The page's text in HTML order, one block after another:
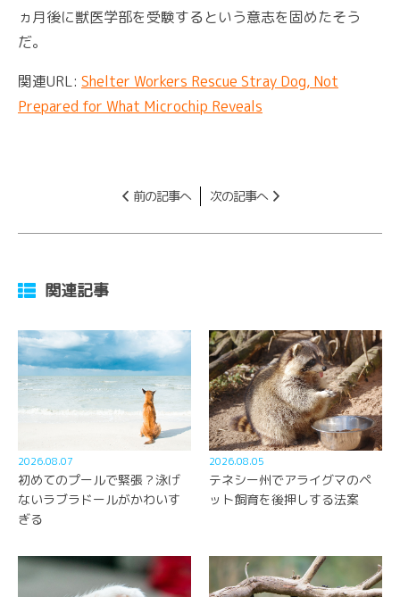
ヵ月後に獣医学部を受験するという意志を固めたそう
だ。
関連URL: Shelter Workers Rescue Stray Dog, Not
Prepared for What Microchip Reveals
前の記事へ 次の記事へ
関連記事
2026.08.07
初めてのプールで緊張？泳げ
ないラブラドールがかわいす
ぎる
2026.08.05
テネシー州でアライグマのペ
ット飼育を後押しする法案